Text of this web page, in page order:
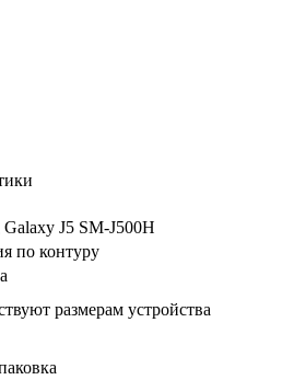
Galaxy J5 SM-J500H
по контуру
размерам устройства